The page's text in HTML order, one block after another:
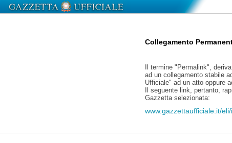
Collegamento
Il termine "Permalink",
ad un collegamento stabile
Ufficiale" ad un atto oppure
Il seguente link, pertanto,
Gazzetta selezionata:
www.gazzettaufficiale.it/